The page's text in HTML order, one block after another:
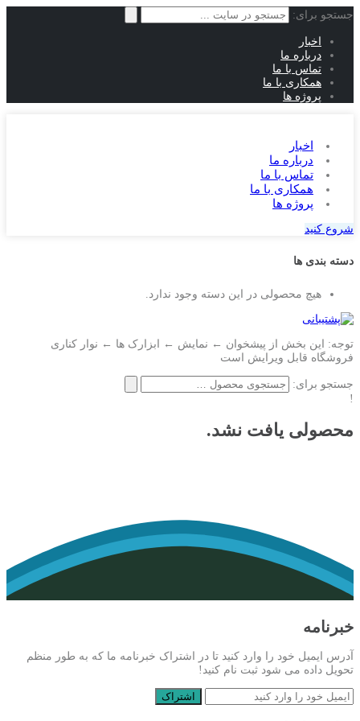
جستجو برای:
اخبار
درباره ما
تماس با ما
همکاری با ما
پروژه ها
اخبار
درباره ما
تماس با ما
همکاری با ما
پروژه ها
شروع کنید
دسته بندی ها
هیچ محصولی در این دسته وجود ندارد.
توجه: این بخش از پیشخوان ← نمایش ← ابزارک ها ← نوار کناری
فروشگاه قابل ویرایش است
جستجو برای:
!
محصولی یافت نشد.
خبرنامه
آدرس ایمیل خود را وارد کنید تا در اشتراک خبرنامه ما که به طور منظم
تحویل داده می شود ثبت نام کنید!